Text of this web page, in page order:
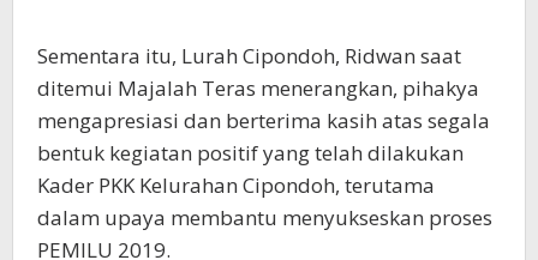
Sementara itu, Lurah Cipondoh, Ridwan saat
ditemui Majalah Teras menerangkan, pihakya
mengapresiasi dan berterima kasih atas segala
bentuk kegiatan positif yang telah dilakukan
Kader PKK Kelurahan Cipondoh, terutama
dalam upaya membantu menyukseskan proses
PEMILU 2019.